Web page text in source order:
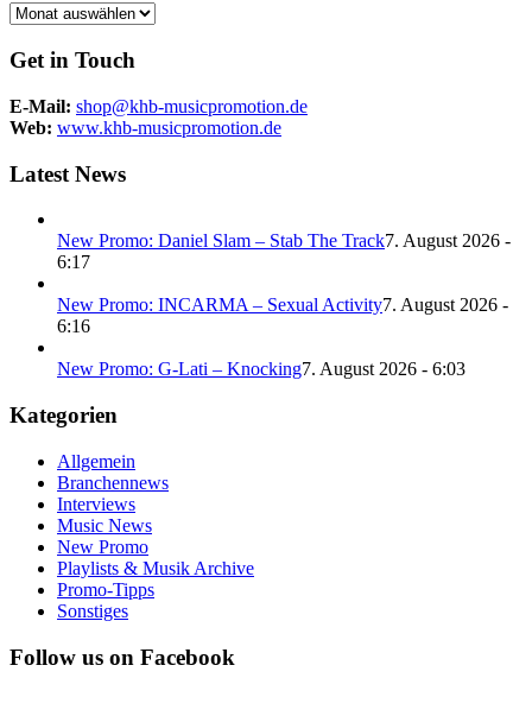
Archiv
Get in Touch
E-Mail: shop@khb-musicpromotion.de
Web: www.khb-musicpromotion.de
Latest News
New Promo: Daniel Slam – Stab The Track7. August 2026 -
6:17
New Promo: INCARMA – Sexual Activity7. August 2026 -
6:16
New Promo: G-Lati – Knocking7. August 2026 - 6:03
Kategorien
Allgemein
Branchennews
Interviews
Music News
New Promo
Playlists & Musik Archive
Promo-Tipps
Sonstiges
Follow us on Facebook